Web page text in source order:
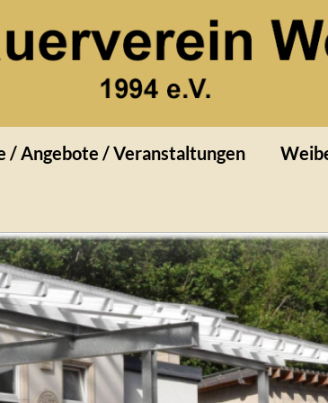
/ Angebote / Veranstaltungen